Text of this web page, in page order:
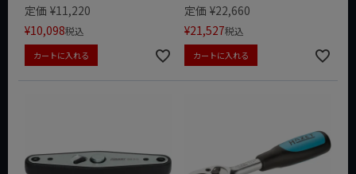
定価 ¥11,220
¥10,098税込
カートに入れる
定価 ¥22,660
¥21,527税込
カートに入れる